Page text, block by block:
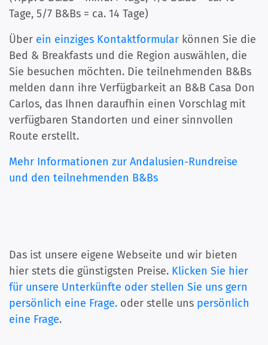
Tage, 5/7 B&Bs = ca. 14 Tage)
Über ein einziges Kontaktformular können Sie die
Bed & Breakfasts und die Region auswählen, die
Sie besuchen möchten. Die teilnehmenden B&Bs
melden dann ihre Verfügbarkeit an B&B Casa Don
Carlos, das Ihnen daraufhin einen Vorschlag mit
verfügbaren Standorten und einer sinnvollen
Route erstellt.
Mehr Informationen zur Andalusien-Rundreise
und den teilnehmenden B&Bs
Das ist unsere eigene Webseite und wir bieten
hier stets die günstigsten Preise. Klicken Sie hier
für unsere Unterkünfte oder stellen Sie uns gern
persönlich eine Frage. oder stelle uns persönlich
eine Frage.